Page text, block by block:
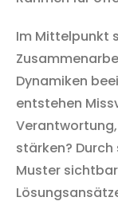
Im Mittelpunkt
Dynamiken
entstehen
stärken?
Muster